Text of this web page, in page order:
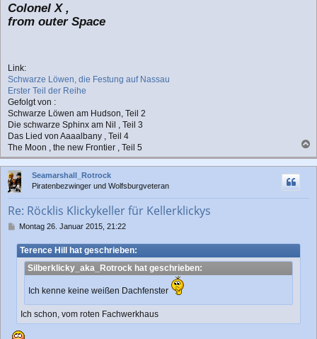
Colonel X ,
from outer Space
Link:
Schwarze Löwen, die Festung auf Nassau
Erster Teil der Reihe
Gefolgt von :
Schwarze Löwen am Hudson, Teil 2
Die schwarze Sphinx am Nil , Teil 3
Das Lied von Aaaalbany , Teil 4
The Moon , the new Frontier , Teil 5
a
c
Seamarshall_Rotrock
Piratenbezwinger und Wolfsburgveteran
Re: Röcklis Klickykeller für Kellerklickys
B
i
t
Montag 26. Januar 2015, 21:22
Terence Hill hat geschrieben:
Silberklicky_aka_Rotrock hat geschrieben:
Ich kenne keine weißen Dachfenster
Ich schon, vom roten Fachwerkhaus